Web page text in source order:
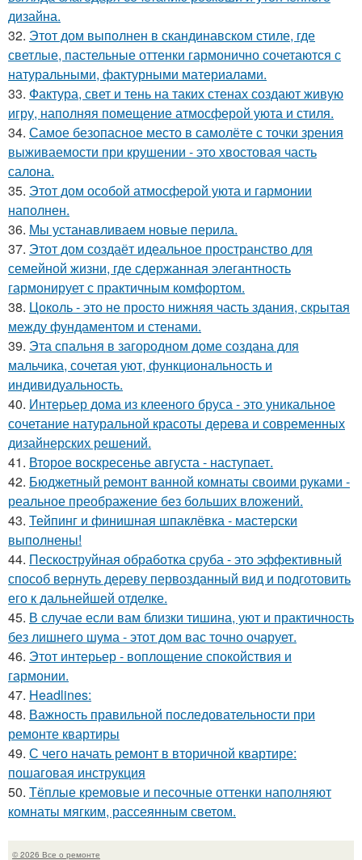
дизайна.
32. Этот дом выполнен в скандинавском стиле, где
светлые, пастельные оттенки гармонично сочетаются с
натуральными, фактурными материалами.
33. Фактура, свет и тень на таких стенах создают живую
игру, наполняя помещение атмосферой уюта и стиля.
34. Самое безопасное место в самолёте с точки зрения
выживаемости при крушении - это хвостовая часть
салона.
35. Этот дом особой атмосферой уюта и гармонии
наполнен.
36. Мы устанавливаем новые перила.
37. Этот дом создаёт идеальное пространство для
семейной жизни, где сдержанная элегантность
гармонирует с практичным комфортом.
38. Цоколь - это не просто нижняя часть здания, скрытая
между фундаментом и стенами.
39. Эта спальня в загородном доме создана для
мальчика, сочетая уют, функциональность и
индивидуальность.
40. Интерьер дома из клееного бруса - это уникальное
сочетание натуральной красоты дерева и современных
дизайнерских решений.
41. Второе воскресенье августа - наступает.
42. Бюджетный ремонт ванной комнаты своими руками -
реальное преображение без больших вложений.
43. Тейпинг и финишная шпаклёвка - мастерски
выполнены!
44. Пескоструйная обработка сруба - это эффективный
способ вернуть дереву первозданный вид и подготовить
его к дальнейшей отделке.
45. В случае если вам близки тишина, уют и практичность
без лишнего шума - этот дом вас точно очарует.
46. Этот интерьер - воплощение спокойствия и
гармонии.
47. Headlines:
48. Важность правильной последовательности при
ремонте квартиры
49. С чего начать ремонт в вторичной квартире:
пошаговая инструкция
50. Тёплые кремовые и песочные оттенки наполняют
комнаты мягким, рассеянным светом.
© 2026 Все о ремонте